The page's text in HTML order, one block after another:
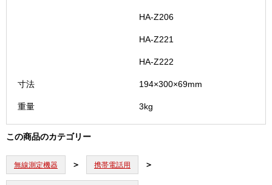
HA-Z206
HA-Z221
HA-Z222
寸法 194×300×69mm
重量 3kg
この商品のカテゴリー
無線測定機器 携帯電話用